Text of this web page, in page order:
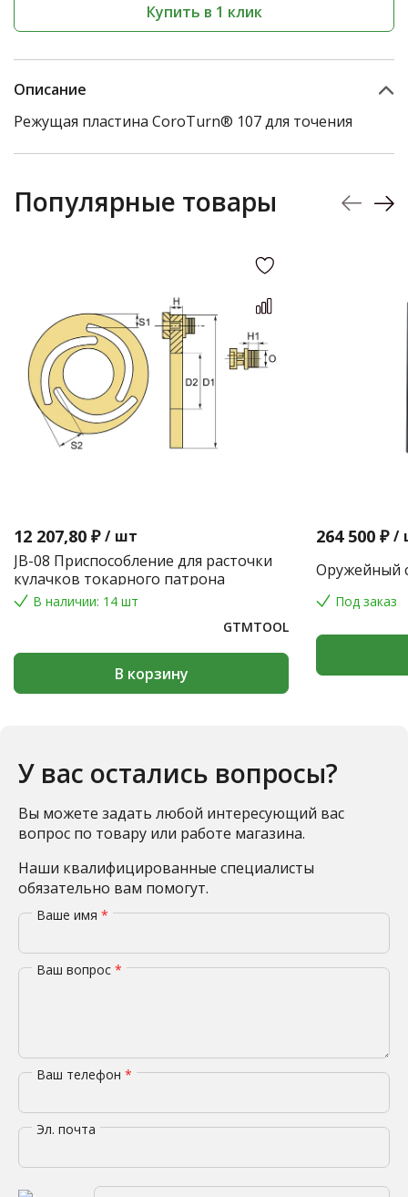
Купить в 1 клик
Описание
Режущая пластина CoroTurn® 107 для точения
Популярные товары
12 207,80 ₽ / шт
JB-08 Приспособление для расточки
кулачков токарного патрона
В наличии: 14 шт
GTMTOOL
В корзину
264 500 ₽ /
Оружейный
Под заказ
У вас остались вопросы?
Вы можете задать любой интересующий вас
вопрос по товару или работе магазина.
Наши квалифицированные специалисты
обязательно вам помогут.
Ваше имя *
Ваш вопрос *
Ваш телефон *
Эл. почта